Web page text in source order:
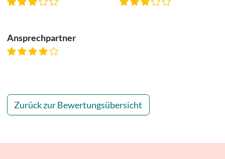
Ansprechpartner
Zurück zur Bewertungsübersicht